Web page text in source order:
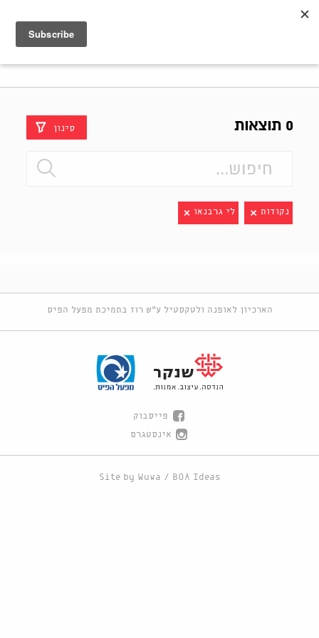
0 תוצאות סינון
נקודות לי גרבנאו
הארכיון לאופנה ולטקסטיל ע"ש רוז בתמיכת מפעל הפיס
פייסבוק
אינסטגרם
Site by Wuwa / BOA Ideas